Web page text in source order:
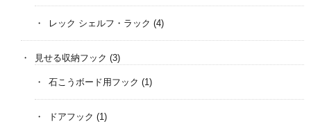
レック シェルフ・ラック (4)
見せる収納フック (3)
石こうボード用フック (1)
ドアフック (1)